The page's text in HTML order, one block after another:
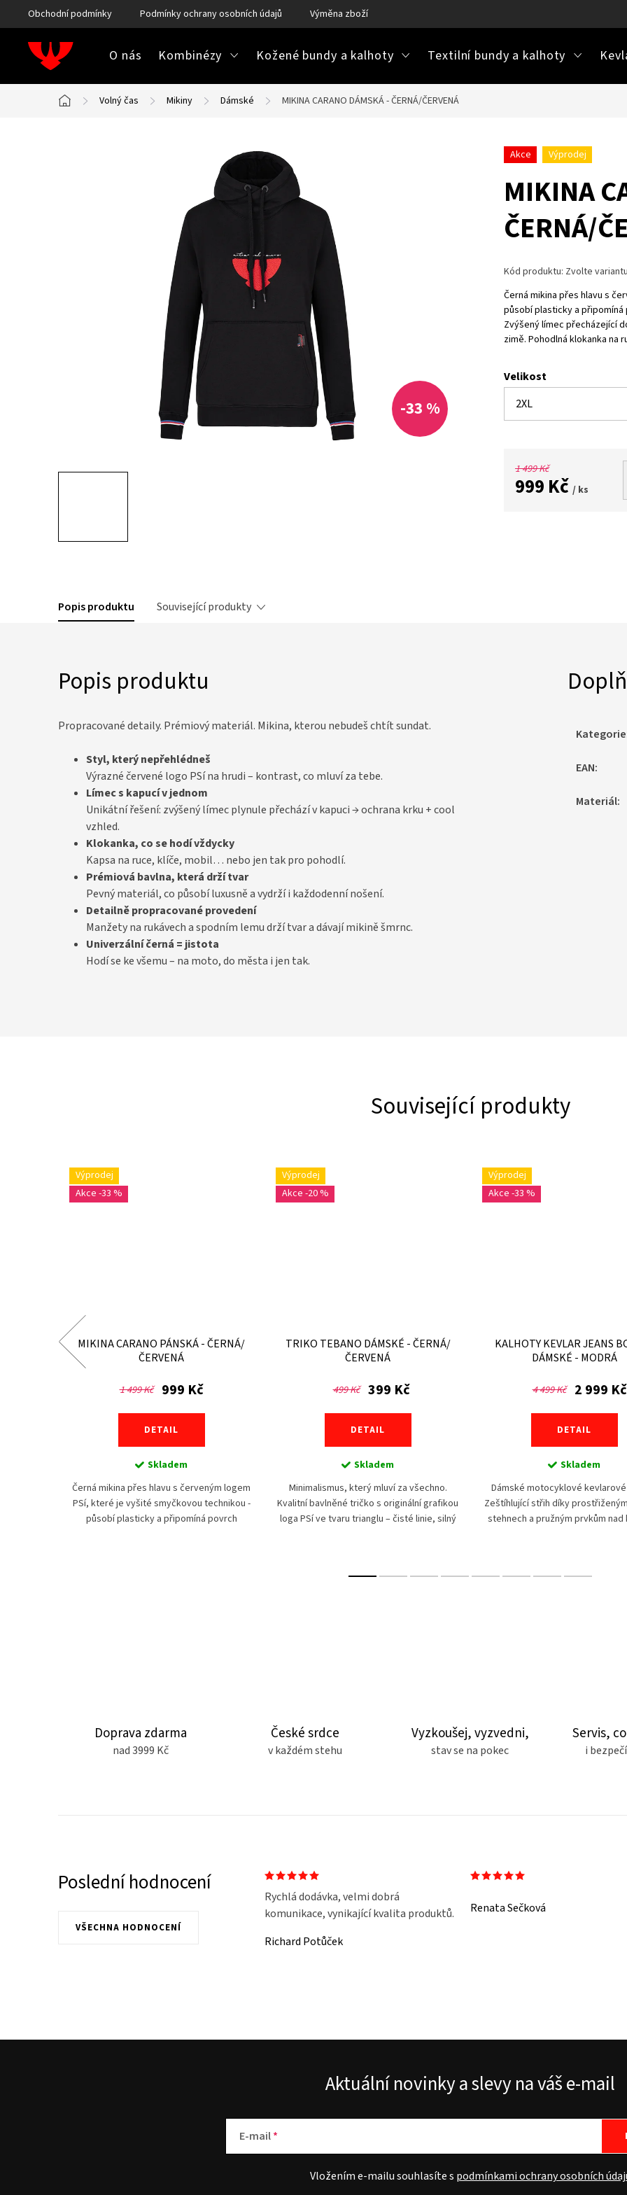
na
obsah
Obchodní podmínky Podmínky ochrany osobních údajů Výměna zboží
O nás Kombinézy Kožené bundy a kalhoty Textilní bundy a kalhoty
Domů
Volný čas Mikiny Dámské MIKINA CARANO DÁMSKÁ - ČERNÁ/ČERVENÁ
-33 %
Akce Výprodej
MIKINA
ČERNÁ/
Kód produktu: Zvolte variantu
Černá mikina přes hlavu s
působí plasticky a
Zvýšený límec přecházející
zimě. Pohodlná klokanka na
Velikost
1 499 Kč
999 Kč / ks
Popis produktu Související produkty
Popis produktu
Propracované detaily. Prémiový materiál. Mikina, kterou nebudeš chtít sundat.
Styl, který nepřehlédneš
Výrazné červené logo PSí na hrudi – kontrast, co mluví za tebe.
Límec s kapucí v jednom
Unikátní řešení: zvýšený límec plynule přechází v kapuci → ochrana krku + cool
vzhled.
Klokanka, co se hodí vždycky
Kapsa na ruce, klíče, mobil… nebo jen tak pro pohodlí.
Prémiová bavlna, která drží tvar
Pevný materiál, co působí luxusně a vydrží i každodenní nošení.
Detailně propracované provedení
Manžety na rukávech a spodním lemu drží tvar a dávají mikině šmrnc.
Univerzální černá = jistota
Hodí se ke všemu – na moto, do města i jen tak.
Kategorie
EAN:
Materiál:
Související produkty
Výprodej
-33 %
MIKINA CARANO PÁNSKÁ - ČERNÁ/
ČERVENÁ
1 499 Kč 999 Kč
DETAIL
Skladem
Černá mikina přes hlavu s červeným logem
PSí, které je vyšité smyčkovou technikou -
působí plasticky a připomíná povrch
Výprodej
-20 %
TRIKO TEBANO DÁMSKÉ - ČERNÁ/
ČERVENÁ
499 Kč 399 Kč
DETAIL
Skladem
Minimalismus, který mluví za všechno.
Kvalitní bavlněné tričko s originální grafikou
loga PSí ve tvaru trianglu – čisté linie, silný
Výprodej
-33 %
KALHOTY KEVLAR JEANS
DÁMSKÉ - MODRÁ
4 499 Kč 2 999 Kč
DETAIL
Skladem
Dámské motocyklové
Zeštíhlující střih díky
stehnech a pružným prvkům nad
Doprava zdarma
nad 3999 Kč
České srdce
v každém stehu
Vyzkoušej, vyzvedni,
stav se na pokec
Servis,
i
Poslední hodnocení
VŠECHNA HODNOCENÍ
Rychlá dodávka, velmi dobrá
komunikace, vynikající kvalita produktů.
Richard Potůček
Renata Sečková
Aktuální novinky a slevy na váš e-mail
E-mail
Vložením e-mailu souhlasíte s podmínkami ochrany osobních